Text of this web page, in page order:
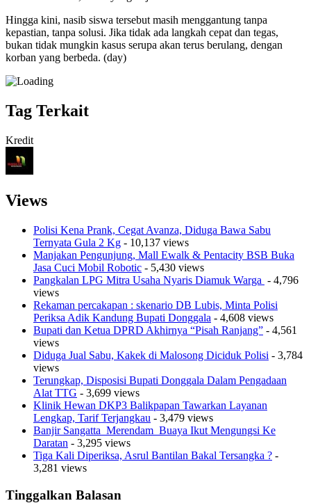
Hingga kini, nasib siswa tersebut masih menggantung tanpa
kepastian, tanpa solusi. Jika tidak ada langkah cepat dan tegas,
bukan tidak mungkin kasus serupa akan terus berulang, dengan
korban yang berbeda. (day)
Tag Terkait
Kredit
Views
Polisi Kena Prank, Cegat Avanza, Diduga Bawa Sabu
Ternyata Gula 2 Kg - 10,137 views
Manjakan Pengunjung, Mall Ewalk & Pentacity BSB Buka
Jasa Cuci Mobil Robotic - 5,430 views
Pangkalan LPG Mitra Usaha Nyaris Diamuk Warga - 4,796
views
Rekaman percakapan : skenario DB Lubis, Minta Polisi
Periksa Adik Kandung Bupati Donggala - 4,608 views
Bupati dan Ketua DPRD Akhirnya “Pisah Ranjang” - 4,561
views
Diduga Jual Sabu, Kakek di Malosong Diciduk Polisi - 3,784
views
Terungkap, Disposisi Bupati Donggala Dalam Pengadaan
Alat TTG - 3,699 views
Klinik Hewan DKP3 Balikpapan Tawarkan Layanan
Lengkap, Tarif Terjangkau - 3,479 views
Banjir Sangatta Merendam Buaya Ikut Mengungsi Ke
Daratan - 3,295 views
Tiga Kali Diperiksa, Asrul Bantilan Bakal Tersangka ? -
3,281 views
Tinggalkan Balasan